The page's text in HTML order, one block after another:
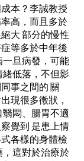
本？李誠教授
高，而且多於
大 部分的慢性
等多於中年後
旦病發，可能
低落，不但影
事之間的 關
現很多徵狀，
悶、腸胃不適
覺到 是患上情
各樣的身體檢
這對於治療於